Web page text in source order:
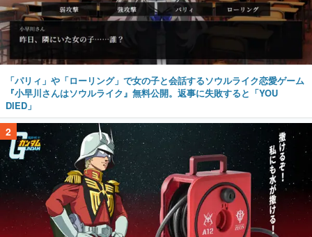
「パリィ」や「ローリング」で女の子と会話するソウルライク恋愛ゲーム
『小早川さんはソウルライク』無料公開。返事に失敗すると「YOU
DIED」
2